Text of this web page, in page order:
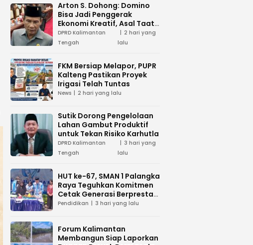
Arton S. Dohong: Domino
Bisa Jadi Penggerak
Ekonomi Kreatif, Asal Taat
Aturan
DPRD Kalimantan
Tengah
2 hari yang
lalu
FKM Bersiap Melapor, PUPR
Kalteng Pastikan Proyek
Irigasi Telah Tuntas
News 2 hari yang lalu
Sutik Dorong Pengelolaan
Lahan Gambut Produktif
untuk Tekan Risiko Karhutla
DPRD Kalimantan
Tengah
3 hari yang
lalu
HUT ke-67, SMAN 1 Palangka
Raya Teguhkan Komitmen
Cetak Generasi Berprestasi
dan Peduli Lingkunga
Pendidikan 3 hari yang lalu
Forum Kalimantan
Membangun Siap Laporkan